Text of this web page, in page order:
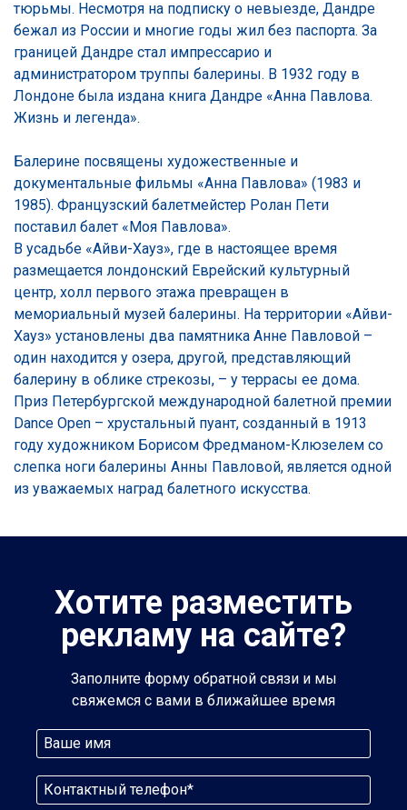
тюрьмы. Несмотря на подписку о невыезде, Дандре
бежал из России и многие годы жил без паспорта. За
границей Дандре стал импрессарио и
администратором труппы балерины. В 1932 году в
Лондоне была издана книга Дандре «Анна Павлова.
Жизнь и легенда».
Балерине посвящены художественные и
документальные фильмы «Анна Павлова» (1983 и
1985). Французский балетмейстер Ролан Пети
поставил балет «Моя Павлова».
В усадьбе «Айви-Хауз», где в настоящее время
размещается лондонский Еврейский культурный
центр, холл первого этажа превращен в
мемориальный музей балерины. На территории «Айви-
Хауз» установлены два памятника Анне Павловой –
один находится у озера, другой, представляющий
балерину в облике стрекозы, – у террасы ее дома.
Приз Петербургской международной балетной премии
Dance Open – хрустальный пуант, созданный в 1913
году художником Борисом Фредманом-Клюзелем со
слепка ноги балерины Анны Павловой, является одной
из уважаемых наград балетного искусства.
Хотите разместить
рекламу на сайте?
Заполните форму обратной связи и мы
свяжемся с вами в ближайшее время